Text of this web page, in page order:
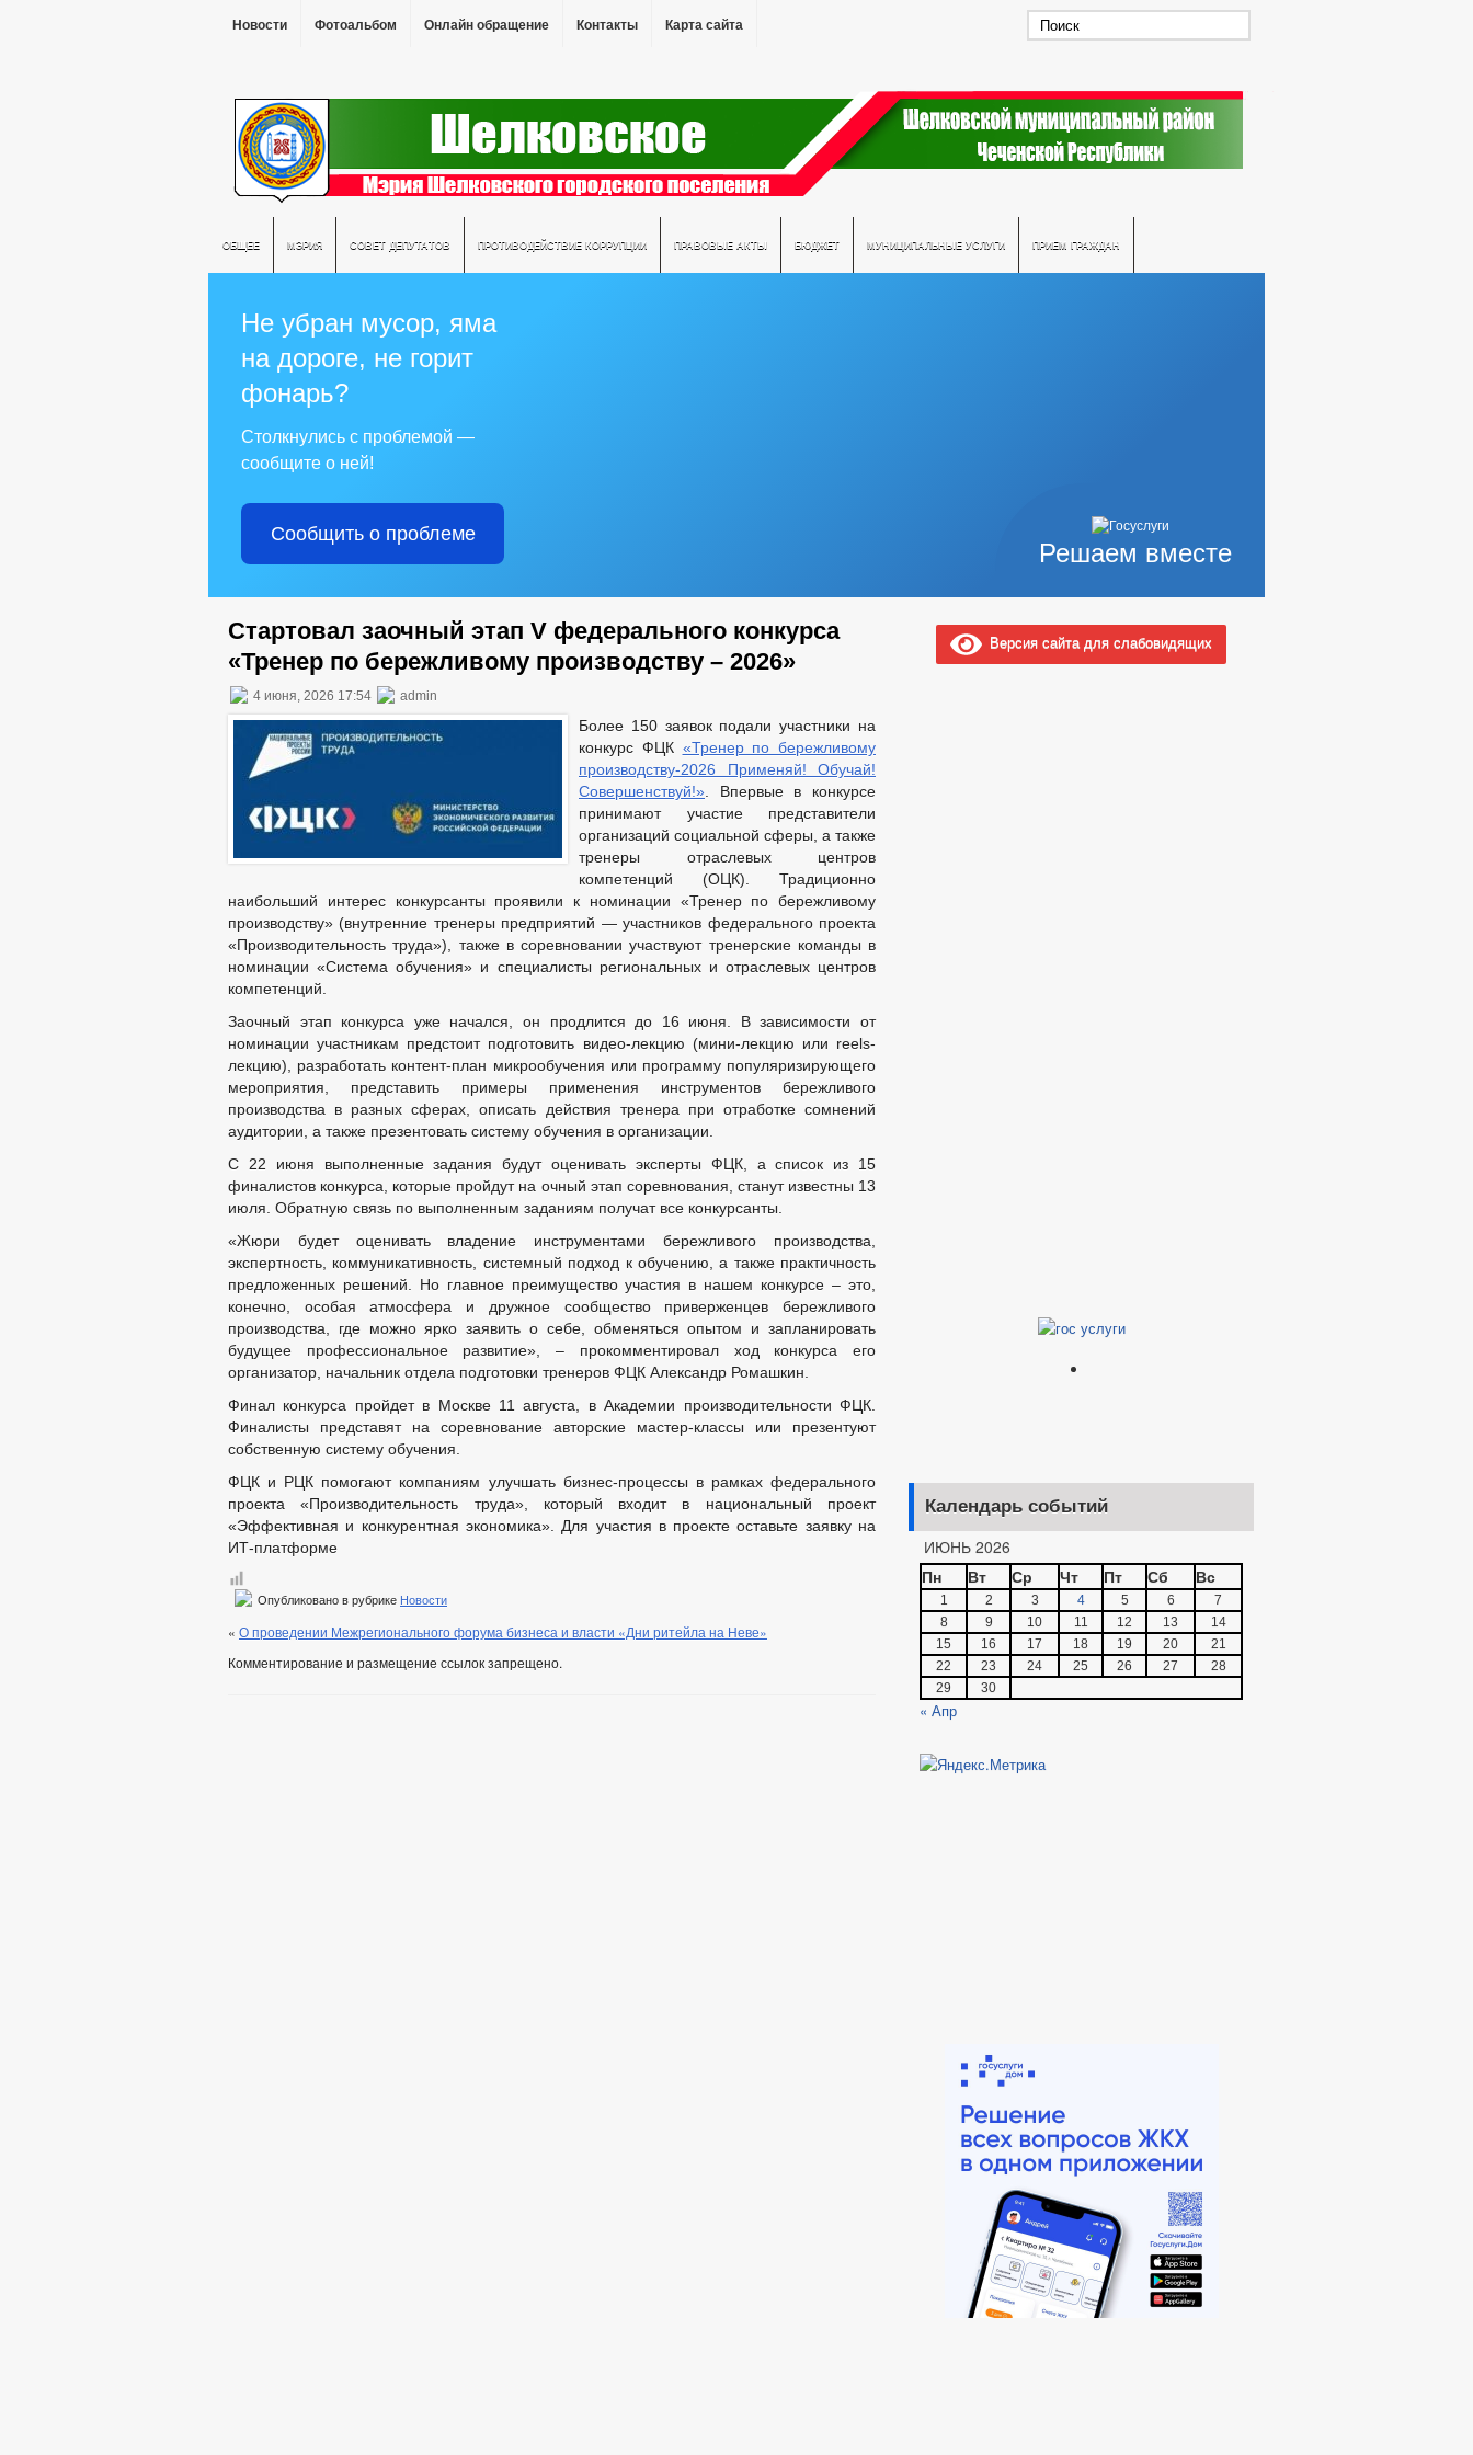
Новости Фотоальбом Онлайн обращение Контакты Карта сайта
ОБЩЕЕ МЭРИЯ СОВЕТ ДЕПУТАТОВ ПРОТИВОДЕЙСТВИЕ КОРРУПЦИИ ПРАВОВЫЕ АКТЫ БЮДЖЕТ МУНИЦИПАЛЬНЫЕ УСЛУГИ ПРИЕМ ГРАЖДАН
Решаем вместе
Не убран мусор, яма
на дороге, не горит
фонарь?
Столкнулись с проблемой —
сообщите о ней!
Сообщить о проблеме
Стартовал заочный этап V федерального конкурса
«Тренер по бережливому производству – 2026»
4 июня, 2026 17:54 admin
Более 150 заявок подали участники на
конкурс ФЦК «Тренер по бережливому
производству-2026 Применяй! Обучай!
Совершенствуй!» . Впервые в конкурсе
принимают участие представители
организаций социальной сферы, а также
тренеры отраслевых центров
компетенций (ОЦК). Традиционно
наибольший интерес конкурсанты проявили к номинации «Тренер по бережливому
производству» (внутренние тренеры предприятий — участников федерального проекта
«Производительность труда»), также в соревновании участвуют тренерские команды в
номинации «Система обучения» и специалисты региональных и отраслевых центров
компетенций.
Заочный этап конкурса уже начался, он продлится до 16 июня. В зависимости от
номинации участникам предстоит подготовить видео-лекцию (мини-лекцию или reels-
лекцию), разработать контент-план микрообучения или программу популяризирующего
мероприятия, представить примеры применения инструментов бережливого
производства в разных сферах, описать действия тренера при отработке сомнений
аудитории, а также презентовать систему обучения в организации.
С 22 июня выполненные задания будут оценивать эксперты ФЦК, а список из 15
финалистов конкурса, которые пройдут на очный этап соревнования, станут известны 13
июля. Обратную связь по выполненным заданиям получат все конкурсанты.
«Жюри будет оценивать владение инструментами бережливого производства,
экспертность, коммуникативность, системный подход к обучению, а также практичность
предложенных решений. Но главное преимущество участия в нашем конкурсе – это,
конечно, особая атмосфера и дружное сообщество приверженцев бережливого
производства, где можно ярко заявить о себе, обменяться опытом и запланировать
будущее профессиональное развитие», – прокомментировал ход конкурса его
организатор, начальник отдела подготовки тренеров ФЦК Александр Ромашкин.
Финал конкурса пройдет в Москве 11 августа, в Академии производительности ФЦК.
Финалисты представят на соревнование авторские мастер-классы или презентуют
собственную систему обучения.
ФЦК и РЦК помогают компаниям улучшать бизнес-процессы в рамках федерального
проекта «Производительность труда», который входит в национальный проект
«Эффективная и конкурентная экономика». Для участия в проекте оставьте заявку на
ИТ-платформе
Опубликовано в рубрике Новости
« О проведении Межрегионального форума бизнеса и власти «Дни ритейла на Неве»
Комментирование и размещение ссылок запрещено.
Версия сайта для слабовидящих
Календарь событий
ИЮНЬ 2026
Пн
Вт Ср Чт Пт Сб Вс
1 2 3 4 5 6
7
8
9 10 11 12 13
14
15
16 17 18 19 20
21
22
23 24 25 26 27
28
29
30
« Апр